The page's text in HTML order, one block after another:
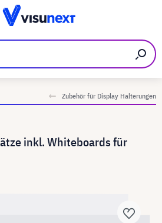
Zubehör für Display Halterungen
inkl. Whiteboards für